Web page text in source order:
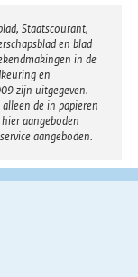
Staatscourant,
en blad
in de
en
zijn uitgegeven.
de in papieren
aangeboden
aangeboden.